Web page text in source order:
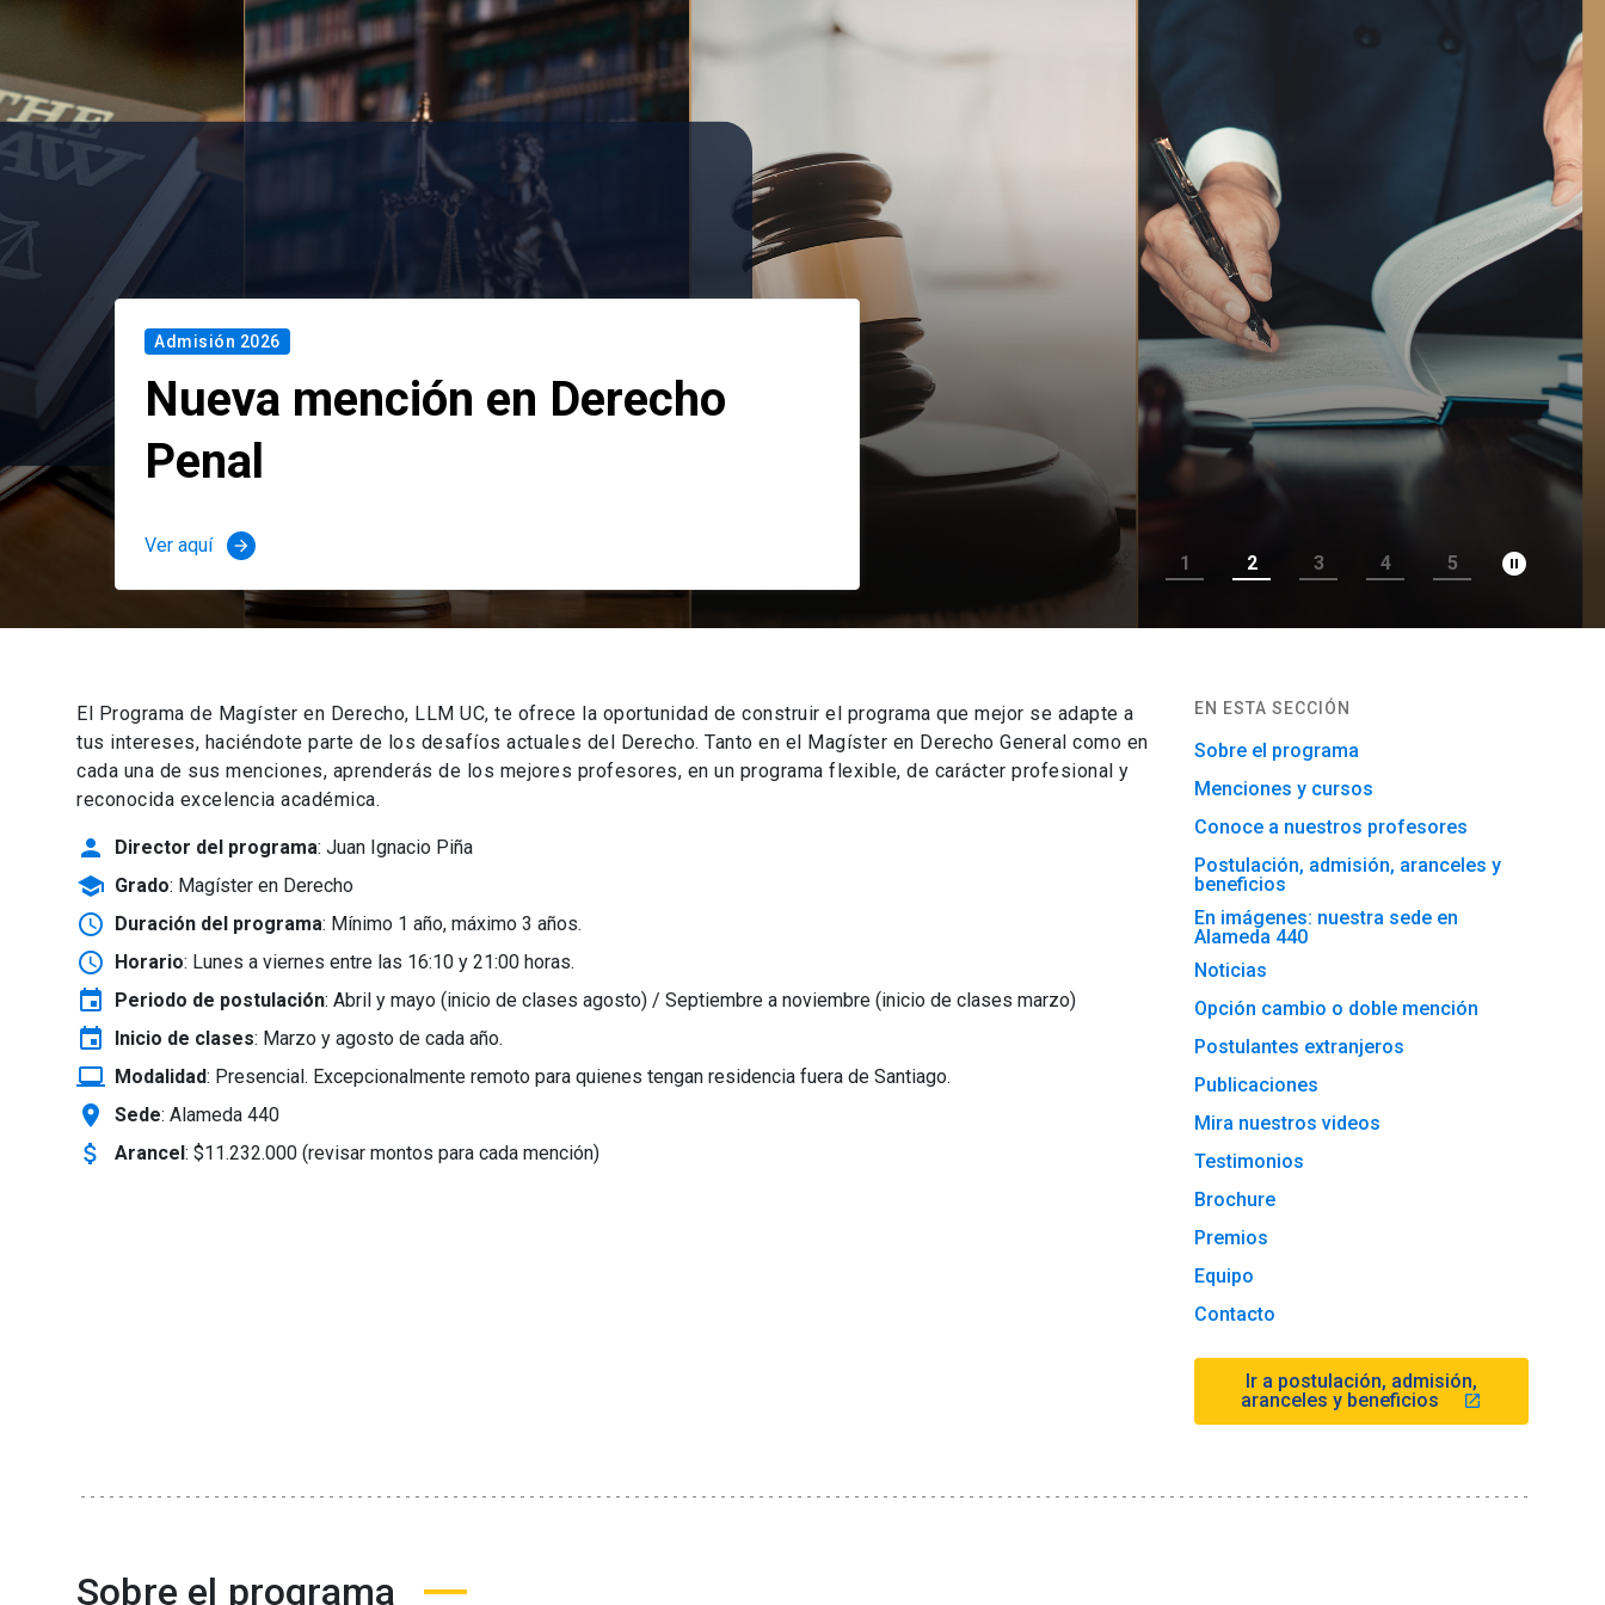
Admisión 2026
Nueva mención en Derecho
Penal
Ver aquí arrow_forward
1 2 3 4 5 pause_circle_filled
El Programa de Magíster en Derecho, LLM UC, te ofrece la oportunidad de construir el programa que mejor se adapte a
tus intereses, haciéndote parte de los desafíos actuales del Derecho. Tanto en el Magíster en Derecho General como en
cada una de sus menciones, aprenderás de los mejores profesores, en un programa flexible, de carácter profesional y
reconocida excelencia académica.
person Director del programa: Juan Ignacio Piña
school Grado: Magíster en Derecho
schedule Duración del programa: Mínimo 1 año, máximo 3 años.
schedule Horario: Lunes a viernes entre las 16:10 y 21:00 horas.
event Periodo de postulación: Abril y mayo (inicio de clases agosto) / Septiembre a noviembre (inicio de clases marzo)
event Inicio de clases: Marzo y agosto de cada año.
laptop_windows Modalidad: Presencial. Excepcionalmente remoto para quienes tengan residencia fuera de Santiago.
location_on Sede: Alameda 440
attach_money Arancel: $11.232.000 (revisar montos para cada mención)
EN ESTA SECCIÓN
Sobre el programa
Menciones y cursos
Conoce a nuestros profesores
Postulación, admisión, aranceles y
beneficios
En imágenes: nuestra sede en
Alameda 440
Noticias
Opción cambio o doble mención
Postulantes extranjeros
Publicaciones
Mira nuestros videos
Testimonios
Brochure
Premios
Equipo
Contacto
Ir a postulación, admisión,
aranceles y beneficios
launch
Sobre el programa